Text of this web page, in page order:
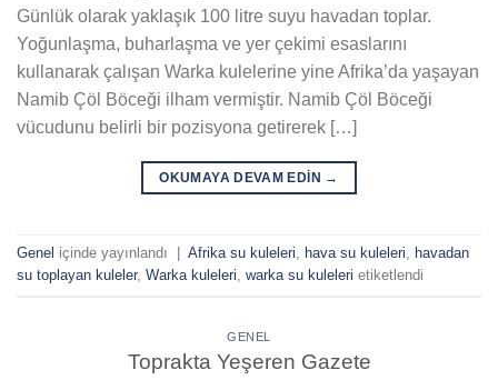
Günlük olarak yaklaşık 100 litre suyu havadan toplar.
Yoğunlaşma, buharlaşma ve yer çekimi esaslarını
kullanarak çalışan Warka kulelerine yine Afrika’da yaşayan
Namib Çöl Böceği ilham vermiştir. Namib Çöl Böceği
vücudunu belirli bir pozisyona getirerek […]
OKUMAYA DEVAM EDIN →
Genel içinde yayınlandı Afrika su kuleleri hava su kuleleri
havadan
su toplayan kuleler, Warka kuleleri warka su kuleleri etiketlendi
GENEL
Toprakta Yeşeren Gazete